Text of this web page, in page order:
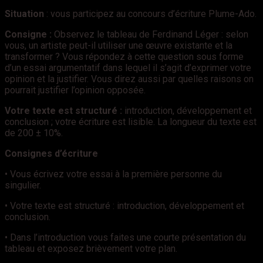
Situation : vous participez au concours d’écriture Plume-Ado.
Consigne : Observez le tableau de Ferdinand Léger : selon
vous, un artiste peut-il utiliser une œuvre existante et la
transformer ? Vous répondez à cette question sous forme
d’un essai argumentatif dans lequel il s’agit d’exprimer votre
opinion et la justifier. Vous direz aussi par quelles raisons on
pourrait justifier l’opinion opposée.
Votre texte est structuré : introduction, développement et
conclusion ; votre écriture est lisible. La longueur du texte est
de 200 ± 10%.
Consignes d’écriture
• Vous écrivez votre essai à la première personne du
singulier.
• Votre texte est structuré : introduction, développement et
conclusion.
• Dans l’introduction vous faites une courte présentation du
tableau et exposez brièvement votre plan.